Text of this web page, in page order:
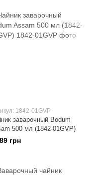
1842-01GVP
заварочный Bodum
500 мл (1842-01GVP)
грн